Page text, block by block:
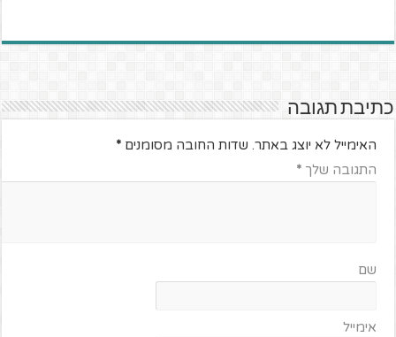
כתיבת תגובה
האימייל לא יוצג באתר. שדות החובה מסומנים*
התגובה שלך*
שם
אימייל